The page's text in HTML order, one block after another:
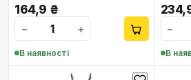
164,9 ₴
−
+
В наявності
−
В